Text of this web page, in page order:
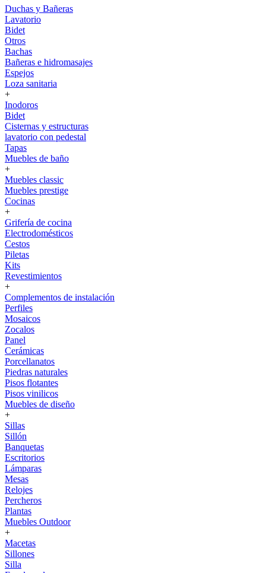
Duchas y Bañeras
Lavatorio
Bidet
Otros
Bachas
Bañeras e hidromasajes
Espejos
Loza sanitaria
+
Inodoros
Bidet
Cisternas y estructuras
lavatorio con pedestal
Tapas
Muebles de baño
+
Muebles classic
Muebles prestige
Cocinas
+
Grifería de cocina
Electrodomésticos
Cestos
Piletas
Kits
Revestimientos
+
Complementos de instalación
Perfiles
Mosaicos
Zocalos
Panel
Cerámicas
Porcellanatos
Piedras naturales
Pisos flotantes
Pisos vinilicos
Muebles de diseño
+
Sillas
Sillón
Banquetas
Escritorios
Lámparas
Mesas
Relojes
Percheros
Plantas
Muebles Outdoor
+
Macetas
Sillones
Silla